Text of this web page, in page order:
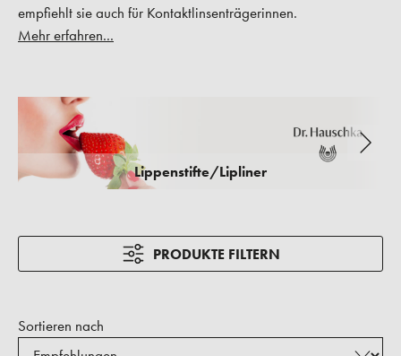
empfiehlt sie auch für Kontaktlinsenträgerinnen.
Mehr erfahren...
Lippenstifte/Lipliner
PRODUKTE FILTERN
Sortieren nach